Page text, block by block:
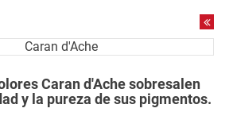
Caran d'Achesobresalen
y la pureza de sus pigmentos.